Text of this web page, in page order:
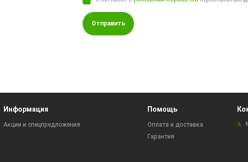
Отправить
Информация
Акции и спецпредложения
Помощь
Оплата и доставка
Гарантия